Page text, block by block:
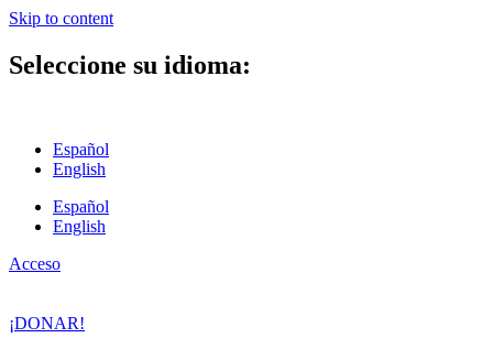
Skip to content
Seleccione su idioma:
Español
English
Español
English
Acceso
¡DONAR!